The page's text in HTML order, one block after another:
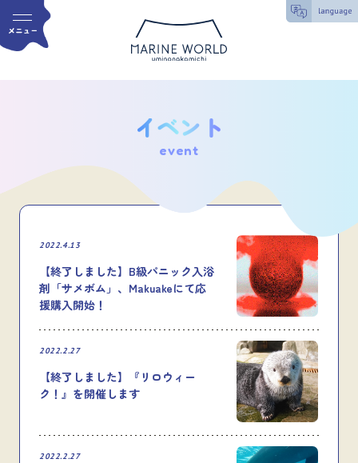
event
2022.4.13
【終了しました】B級パニック入浴
剤「サメボム」、Makuakeにて応
援購入開始！
2022.2.27
【終了しました】『リロウィー
ク！』を開催します
2022.2.27